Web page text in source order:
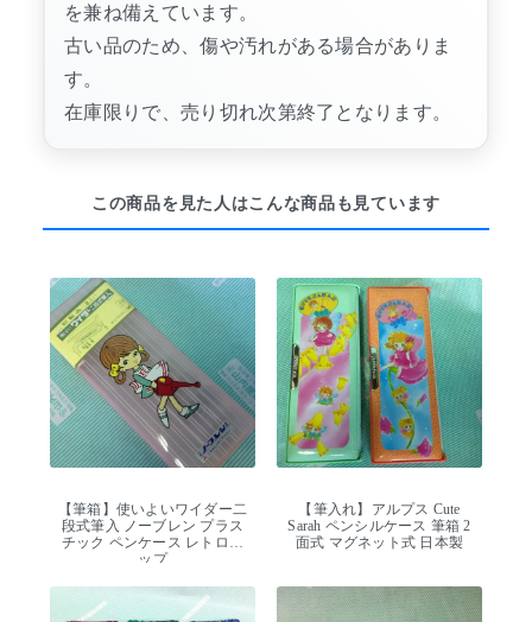
を兼ね備えています。
古い品のため、傷や汚れがある場合がありま
す。
在庫限りで、売り切れ次第終了となります。
この商品を見た人はこんな商品も見ています
【筆箱】使いよいワイダー二
段式筆入 ノーブレン プラス
チック ペンケース レトロポ
ップ
【筆入れ】アルプス Cute
Sarah ペンシルケース 筆箱 2
面式 マグネット式 日本製